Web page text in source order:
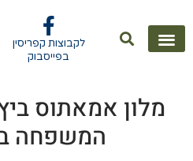
לקבוצות קפריסין
בפייסבוק
מלון אמאתוס
המשפחה